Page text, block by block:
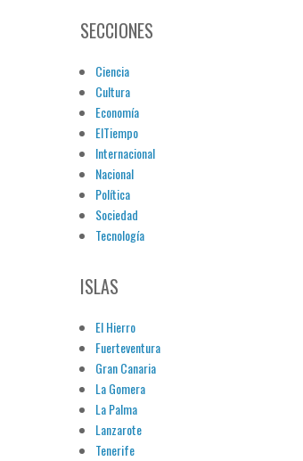
SECCIONES
Ciencia
Cultura
Economía
ElTiempo
Internacional
Nacional
Política
Sociedad
Tecnología
ISLAS
El Hierro
Fuerteventura
Gran Canaria
La Gomera
La Palma
Lanzarote
Tenerife